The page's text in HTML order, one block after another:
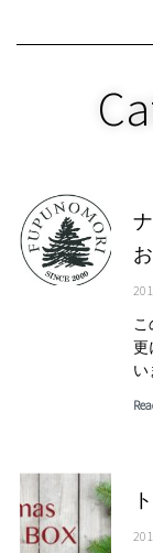
こ
更
い